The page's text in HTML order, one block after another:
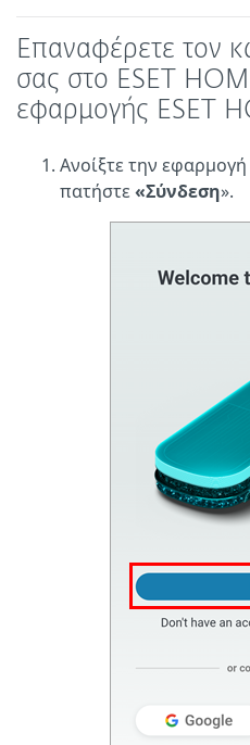
Επαναφέρετε τον
σας στο ESET
εφαρμογής ESET
Ανοίξτε την εφαρμογή
πατήστε «Σύνδεση».